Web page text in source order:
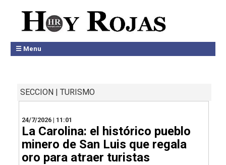
☰ Menu
SECCION | TURISMO
24/7/2026 | 11:01
La Carolina: el histórico pueblo
minero de San Luis que regala
oro para atraer turistas